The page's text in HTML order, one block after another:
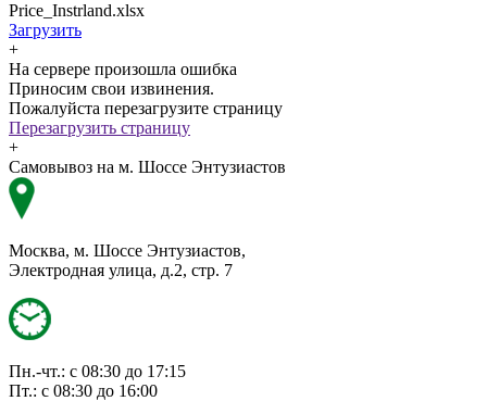
Price_Instrland.xlsx
Загрузить
+
На сервере произошла ошибка
Приносим свои извинения.
Пожалуйста перезагрузите страницу
Перезагрузить страницу
+
Самовывоз на м. Шоссе Энтузиастов
Москва, м. Шоссе Энтузиастов,
Электродная улица, д.2, стр. 7
Пн.-чт.: с 08:30 до 17:15
Пт.: с 08:30 до 16:00